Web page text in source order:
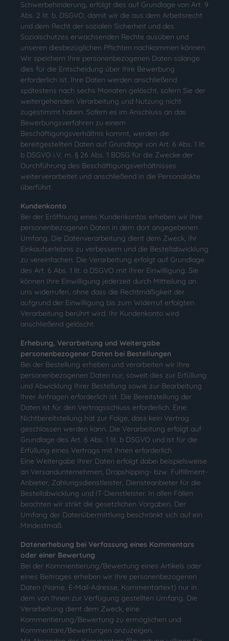
Schwerbehinderung, erfolgt dies auf Grundlage von Art. 9
Abs. 2 lit. b. DSGVO, damit wir die aus dem Arbeitsrecht
und dem Recht der sozialen Sicherheit und des
Sozialschutzes erwachsenden Rechte ausüben und
unseren diesbezüglichen Pflichten nachkommen können.
Wir speichern Ihre personenbezogenen Daten solange
dies für die Entscheidung über Ihre Bewerbung
erforderlich ist. Ihre Daten werden anschließend
spätestens nach sechs Monaten gelöscht, sofern Sie der
weitergehenden Verarbeitung und Nutzung nicht
zugestimmt haben. Sofern es im Anschluss an das
Bewerbungsverfahren zu einem
Beschäftigungsverhältnis kommt, werden die
bereitgestellten Daten auf Grundlage von Art. 6 Abs. 1 lit.
b DSGVO i.V. m. § 26 Abs. 1 BDSG für die Zwecke der
Durchführung des Beschäftigungsverhältnisses
weiterverarbeitet und anschließend in die Personalakte
überführt.
Kundenkonto
Bei der Eröffnung eines Kundenkontos erheben wir Ihre
personenbezogenen Daten in dem dort angegebenen
Umfang. Die Datenverarbeitung dient dem Zweck, Ihr
Einkaufserlebnis zu verbessern und die Bestellabwicklung
zu vereinfachen. Die Verarbeitung erfolgt auf Grundlage
des Art. 6 Abs. 1 lit. a DSGVO mit Ihrer Einwilligung. Sie
können Ihre Einwilligung jederzeit durch Mitteilung an
uns widerrufen, ohne dass die Rechtmäßigkeit der
aufgrund der Einwilligung bis zum Widerruf erfolgten
Verarbeitung berührt wird. Ihr Kundenkonto wird
anschließend gelöscht.
Erhebung, Verarbeitung und Weitergabe
personenbezogener Daten bei Bestellungen
Bei der Bestellung erheben und verarbeiten wir Ihre
personenbezogenen Daten nur, soweit dies zur Erfüllung
und Abwicklung Ihrer Bestellung sowie zur Bearbeitung
Ihrer Anfragen erforderlich ist. Die Bereitstellung der
Daten ist für den Vertragsschluss erforderlich. Eine
Nichtbereitstellung hat zur Folge, dass kein Vertrag
geschlossen werden kann. Die Verarbeitung erfolgt auf
Grundlage des Art. 6 Abs. 1 lit. b DSGVO und ist für die
Erfüllung eines Vertrags mit Ihnen erforderlich.
Eine Weitergabe Ihrer Daten erfolgt dabei beispielsweise
an Versandunternehmen, Dropshipping- bzw. Fulfillment-
Anbieter, Zahlungsdienstleister, Diensteanbieter für die
Bestellabwicklung und IT-Dienstleister. In allen Fällen
beachten wir strikt die gesetzlichen Vorgaben. Der
Umfang der Datenübermittlung beschränkt sich auf ein
Mindestmaß.
Datenerhebung bei Verfassung eines Kommentars
oder einer Bewertung
Bei der Kommentierung/Bewertung eines Artikels oder
eines Beitrages erheben wir Ihre personenbezogenen
Daten (Name, E-Mail-Adresse, Kommentartext) nur in
dem von Ihnen zur Verfügung gestellten Umfang. Die
Verarbeitung dient dem Zweck, eine
Kommentierung/Bewertung zu ermöglichen und
Kommentare/Bewertungen anzuzeigen.